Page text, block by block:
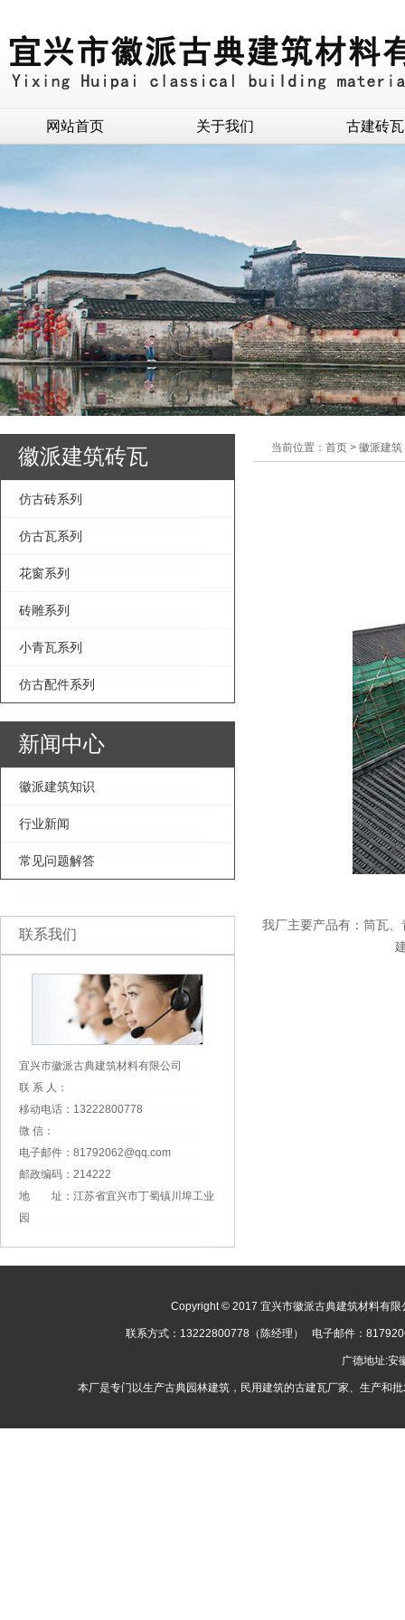
网站首页 关于我们 古建砖瓦
徽派建筑砖瓦
仿古砖系列
仿古瓦系列
花窗系列
砖雕系列
小青瓦系列
仿古配件系列
新闻中心
徽派建筑知识
行业新闻
常见问题解答
联系我们
宜兴市徽派古典建筑材料有限公司
联 系 人：
移动电话：13222800778
微 信：
电子邮件：81792062@qq.com
邮政编码：214222
地 址：江苏省宜兴市丁蜀镇川埠工业
园
当前位置：首页 > 徽派建筑
我厂主要产品有： 筒瓦、
Copyright © 2017 宜兴市徽派古典建筑材料有
联系方式：13222800778（陈经理） 电子邮件：
广德地址:
本厂是专门以生产古典园林建筑，民用建筑的古建瓦厂家、生产和